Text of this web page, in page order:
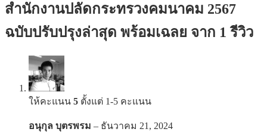
สำนักงานปลัดกระทรวงคมนาคม 2567
ฉบับปรับปรุงล่าสุด พร้อมเฉลย จาก 1 รีวิว
ให้คะแนน 5 ตั้งแต่ 1-5 คะแนน
อนุกุล บุตรพรม – ธันวาคม 21, 2024